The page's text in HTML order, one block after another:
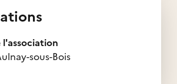
l'association
sous-Bois